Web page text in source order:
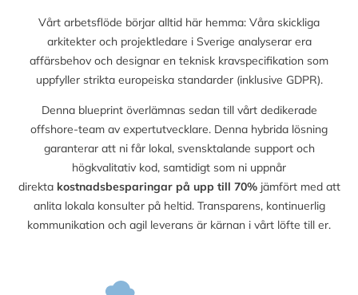
Vårt arbetsflöde börjar alltid här hemma: Våra skickliga
arkitekter och projektledare i Sverige analyserar era
affärsbehov och designar en teknisk kravspecifikation som
uppfyller strikta europeiska standarder (inklusive GDPR).
Denna blueprint överlämnas sedan till vårt dedikerade
offshore-team av expertutvecklare. Denna hybrida lösning
garanterar att ni får lokal, svensktalande support och
högkvalitativ kod, samtidigt som ni uppnår
direkta kostnadsbesparingar på upp till 70%jämfört med att
anlita lokala konsulter på heltid. Transparens, kontinuerlig
kommunikation och agil leverans är kärnan i vårt löfte till er.